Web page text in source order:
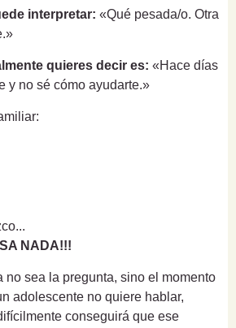
interpretar: «Qué pesada/o. Otra
quieres decir es: «Hace días
y no sé cómo ayudarte.»
NADA!!!
no sea la pregunta, sino el momento
adolescente no quiere hablar,
conseguirá que ese